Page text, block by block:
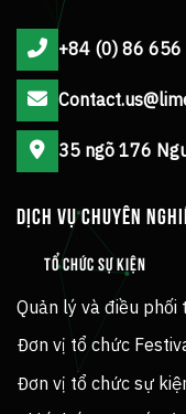
+84 (0) 86
35 ngõ 176
DỊCH VỤ CHUYÊN
TỔ CHỨC SỰ KIỆN
Quản lý và điều phối
Đơn vị tổ chức
Đơn vị tổ chức sự